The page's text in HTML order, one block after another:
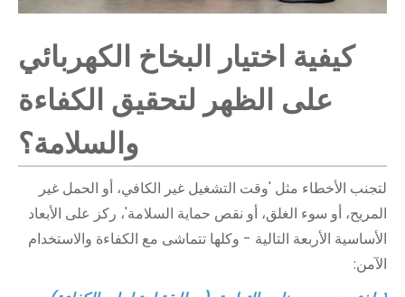
كيفية اختيار البخاخ الكهربائي
على الظهر لتحقيق الكفاءة
والسلامة؟
لتجنب الأخطاء مثل 'وقت التشغيل غير الكافي، أو الحمل غير
المريح، أو سوء الغلق، أو نقص حماية السلامة'، ركز على الأبعاد
الأساسية الأربعة التالية - وكلها تتماشى مع الكفاءة والاستخدام
الآمن: